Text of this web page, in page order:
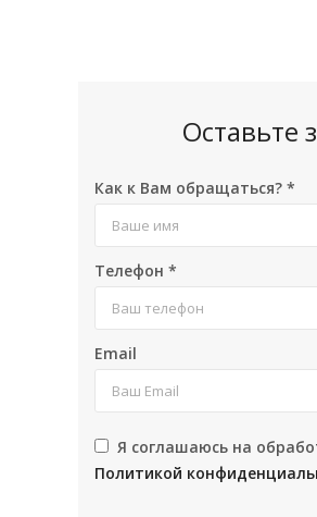
Оставьте
Как к Вам обращаться? *
Телефон *
Email
Я соглашаюсь на
Политикой